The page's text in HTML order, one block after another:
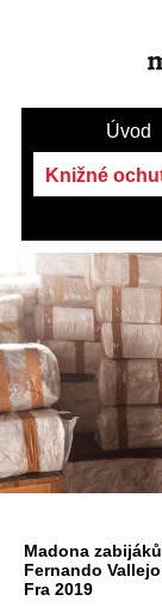
Úvod
Knižné
Madona zabijáků
Fernando Vallejo
Fra 2019